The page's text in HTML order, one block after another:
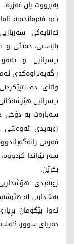
بەیرووت یان غەززە.
ئەو فەرماندەیە
توانایەکی
بالیستی، دەنگی و
ئیسرائیل و
راگەیەنراوەکەی
واتای
ئیسرائیل
سەبارەت بە دۆخی
زوبەیدی ئەوەشی
فەرمی
سەر ئێراندا
بکرێن.
زوبەیدی
بەشداریی لە
ئەوا بێگومان
دەریای سوور،